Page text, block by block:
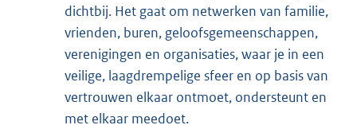
dichtbij. Het gaat om netwerken van familie,
vrienden, buren, geloofsgemeenschappen,
verenigingen en organisaties, waar je in een
veilige, laagdrempelige sfeer en op basis van
vertrouwen elkaar ontmoet, ondersteunt en
met elkaar meedoet.